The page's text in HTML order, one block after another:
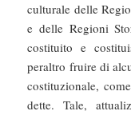
culturale delle
e delle Regioni
costituito e
peraltro fruire di
costituzionale,
dette. Tale,